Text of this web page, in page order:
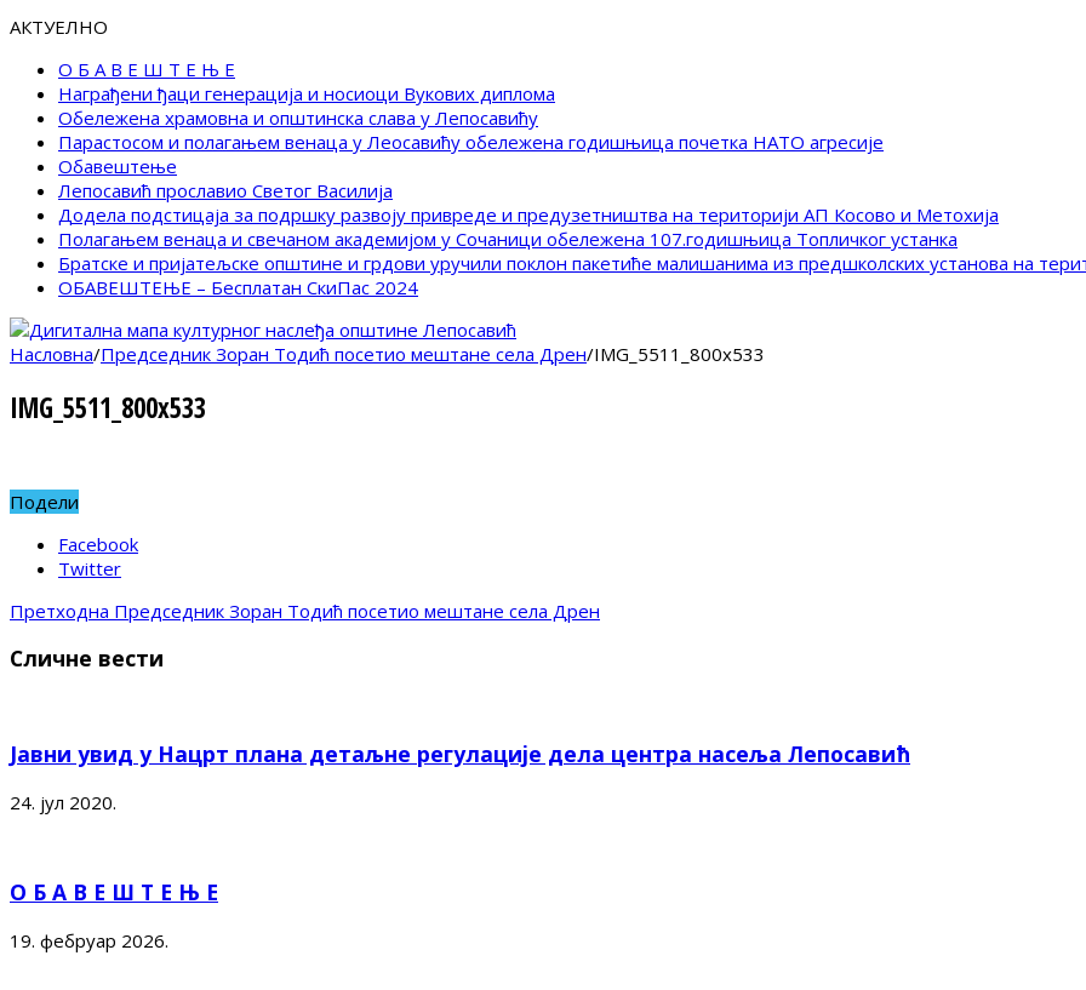
АКТУЕЛНО
О Б А В Е Ш Т Е Њ Е
Награђени ђаци генерација и носиоци Вукових диплома
Обележена храмовна и општинска слава у Лепосавићу
Парастосом и полагањем венаца у Леосавићу обележена годишњица почетка НАТО агресије
Обавештење
Лепосавић прославио Светог Василија
Додела подстицаја за подршку развоју привреде и предузетништва на територији АП Косово и Метохија
Полагањем венаца и свечаном академијом у Сочаници обележена 107.годишњица Топличког устанка
Братске и пријатељске општине и грдови уручили поклон пакетиће малишанима из предшколских установа на
ОБАВЕШТЕЊЕ – Бесплатан СкиПас 2024
Насловна/Председник Зоран Тодић посетио мештане села Дрен/IMG_5511_800x533
IMG_5511_800x533
Подели
Facebook
Twitter
Претходна Председник Зоран Тодић посетио мештане села Дрен
Сличне вести
Јавни увид у Нацрт плана детаљне регулације дела центра насеља Лепосавић
24. јул 2020.
О Б А В Е Ш Т Е Њ Е
19. фебруар 2026.